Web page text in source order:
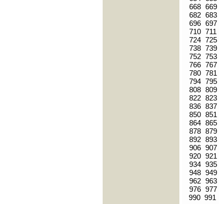
668 669
682 683
696 697
710 711
724 725
738 739
752 753
766 767
780 781
794 795
808 809
822 823
836 837
850 851
864 865
878 879
892 893
906 907
920 921
934 935
948 949
962 963
976 977
990 991